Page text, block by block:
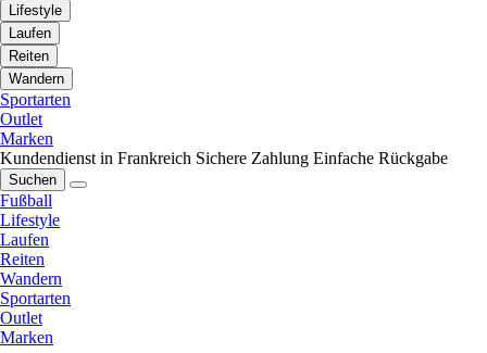
Lifestyle
Laufen
Reiten
Wandern
Sportarten
Outlet
Marken
Kundendienst in Frankreich Sichere Zahlung Einfache Rückgabe
Suchen
Fußball
Lifestyle
Laufen
Reiten
Wandern
Sportarten
Outlet
Marken